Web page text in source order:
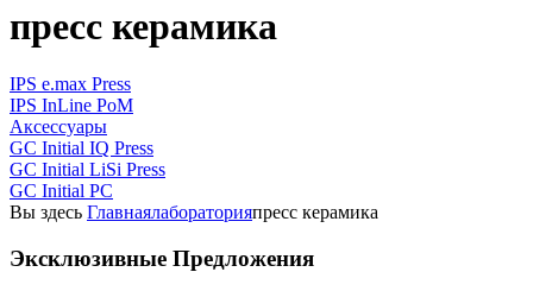
пресс керамика
IPS e.max Press
IPS InLine PoM
Аксессуары
GC Initial IQ Press
GC Initial LiSi Press
GC Initial PC
Вы здесь Главнаялабораторияпресс керамика
Эксклюзивные Предложения